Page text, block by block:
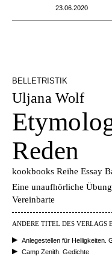
23.06.2020
BELLETRISTIK
Uljana Wolf
Reden
kookbooks Reihe Essay
Eine unaufhörliche
Vereinbarte
ANDERE TITEL DES VERLAGS
Anlegestellen für Helligkeiten.
Camp Zenith. Gedichte